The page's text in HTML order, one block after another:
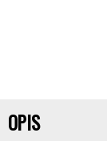
OPIS